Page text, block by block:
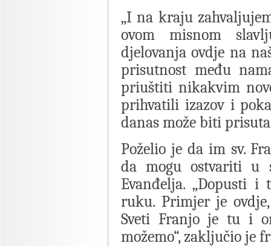
„I na kraju
ovom misnom
djelovanja ovdje na
prisutnost među
priuštiti nikakvim
prihvatili izazov i
danas može biti
Poželio je da im sv.
da mogu ostvariti u
Evanđelja. „Dopusti
ruku. Primjer je ovdje,
Sveti Franjo je tu i
možemo“, zaključio je